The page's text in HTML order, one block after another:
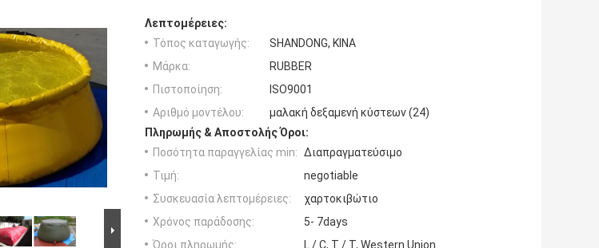
Λεπτομέρειες:
Τόπος καταγωγής:
SHANDONG, ΚΙΝΑ
Μάρκα:
RUBBER
Πιστοποίηση:
ISO9001
Αριθμό μοντέλου:
μαλακή δεξαμενή κύστεων (24)
Πληρωμής & Αποστολής Όροι:
Ποσότητα παραγγελίας min: Διαπραγματεύσιμο
Τιμή:
negotiable
Συσκευασία λεπτομέρειες:
χαρτοκιβώτιο
Χρόνος παράδοσης:
5- 7days
Όροι πληρωμής:
L / C, T / T, Western Union